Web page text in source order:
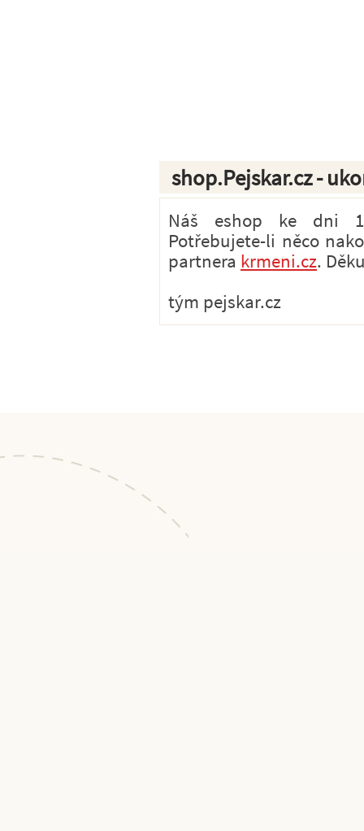
shop.Pejskar.cz -
Náš eshop ke dni
Potřebujete-li něco
partnera krmeni.cz.
tým pejskar.cz